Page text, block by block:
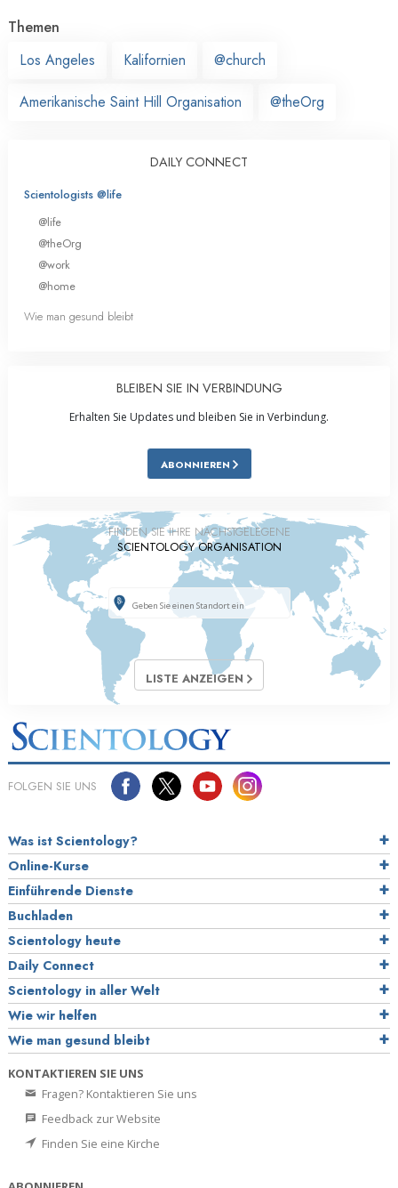
Themen
Los Angeles
Kalifornien @church
Amerikanische Saint Hill Organisation @theOrg
DAILY CONNECT
Scientologists @life
@life
@theOrg
@work
@home
Wie man gesund bleibt
BLEIBEN SIE IN VERBINDUNG
Erhalten Sie Updates und bleiben Sie in Verbindung.
ABONNIEREN
FINDEN SIE IHRE NÄCHSTGELEGENE
SCIENTOLOGY ORGANISATION
LISTE ANZEIGEN
FOLGEN SIE UNS
Was ist Scientology?
Online-Kurse
Einführende Dienste
Buchladen
Scientology heute
Daily Connect
Scientology in aller Welt
Wie wir helfen
Wie man gesund bleibt
KONTAKTIEREN SIE UNS
Fragen? Kontaktieren Sie uns
Feedback zur Website
Finden Sie eine Kirche